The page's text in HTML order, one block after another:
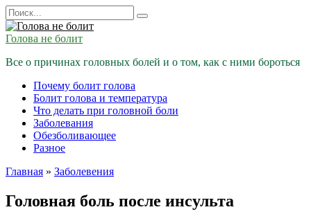
Перейти
к
содержанию
Search
for:
Голова не болит
Все о причинах головных болей и о том, как с ними бороться
Почему болит голова
Болит голова и температура
Что делать при головной боли
Заболевания
Обезболивающее
Разное
Главная » Заболевения
Головная боль после инсульта